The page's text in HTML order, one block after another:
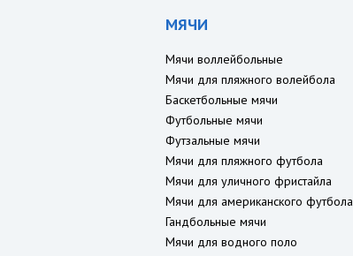
МЯЧИ
Мячи воллейбольные
Мячи для пляжного волейбола
Баскетбольные мячи
Футбольные мячи
Футзальные мячи
Мячи для пляжного футбола
Мячи для уличного фристайла
Мячи для американского футбола
Гандбольные мячи
Мячи для водного поло